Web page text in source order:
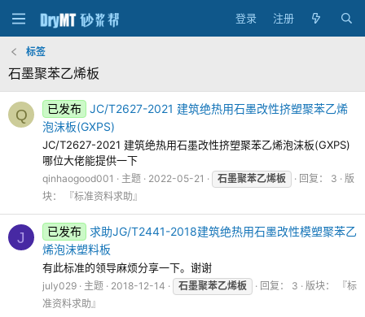
登录 注册
标签
石墨聚苯乙烯板
Q 已发布 JC/T2627-2021 建筑绝热用石墨改性挤塑聚苯乙烯
泡沫板(GXPS)
JC/T2627-2021 建筑绝热用石墨改性挤塑聚苯乙烯泡沫板(GXPS)
哪位大佬能提供一下
qinhaogood001 主题 2022-05-21 石墨聚苯乙烯板 回复： 3
版
块：
『标准资料求助』
J 已发布
求助JG/T2441-2018建筑绝热用石墨改性模塑聚苯乙
烯泡沫塑料板
有此标准的领导麻烦分享一下。谢谢
july029 主题 2018-12-14 石墨聚苯乙烯板 回复： 3 版块：
『标
准资料求助』